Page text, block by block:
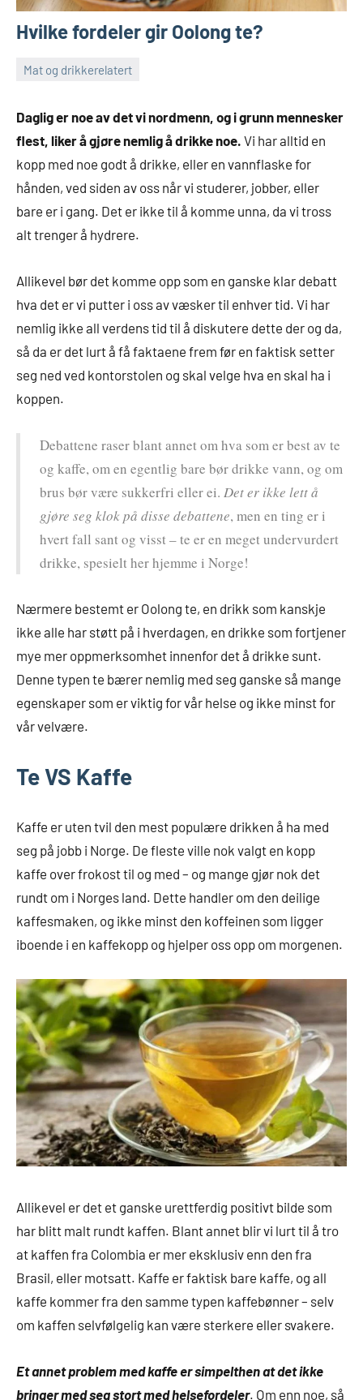
Hvilke fordeler gir Oolong te?
Mat og drikkerelatert
2019
thomasall
Daglig er noe av det vi nordmenn, og i grunn mennesker
flest, liker å gjøre nemlig å drikke noe. Vi har alltid en
kopp med noe godt å drikke, eller en vannflaske for
hånden, ved siden av oss når vi studerer, jobber, eller
bare er i gang. Det er ikke til å komme unna, da vi tross
alt trenger å hydrere.
Allikevel bør det komme opp som en ganske klar debatt
hva det er vi putter i oss av væsker til enhver tid. Vi har
nemlig ikke all verdens tid til å diskutere dette der og da,
så da er det lurt å få faktaene frem før en faktisk setter
seg ned ved kontorstolen og skal velge hva en skal ha i
koppen.
Debattene raser blant annet om hva som er best av te
og kaffe, om en egentlig bare bør drikke vann, og om
brus bør være sukkerfri eller ei. Det er ikke lett å
gjøre seg klok på disse debattene, men en ting er i
hvert fall sant og visst – te er en meget undervurdert
drikke, spesielt her hjemme i Norge!
Nærmere bestemt er Oolong te, en drikk som kanskje
ikke alle har støtt på i hverdagen, en drikke som fortjener
mye mer oppmerksomhet innenfor det å drikke sunt.
Denne typen te bærer nemlig med seg ganske så mange
egenskaper som er viktig for vår helse og ikke minst for
vår velvære.
Te VS Kaffe
Kaffe er uten tvil den mest populære drikken å ha med
seg på jobb i Norge. De fleste ville nok valgt en kopp
kaffe over frokost til og med – og mange gjør nok det
rundt om i Norges land. Dette handler om den deilige
kaffesmaken, og ikke minst den koffeinen som ligger
iboende i en kaffekopp og hjelper oss opp om morgenen.
Allikevel er det et ganske urettferdig positivt bilde som
har blitt malt rundt kaffen. Blant annet blir vi lurt til å tro
at kaffen fra Colombia er mer eksklusiv enn den fra
Brasil, eller motsatt. Kaffe er faktisk bare kaffe, og all
kaffe kommer fra den samme typen kaffebønner – selv
om kaffen selvfølgelig kan være sterkere eller svakere.
Et annet problem med kaffe er simpelthen at det ikke
bringer med seg stort med helsefordeler. Om enn noe, så